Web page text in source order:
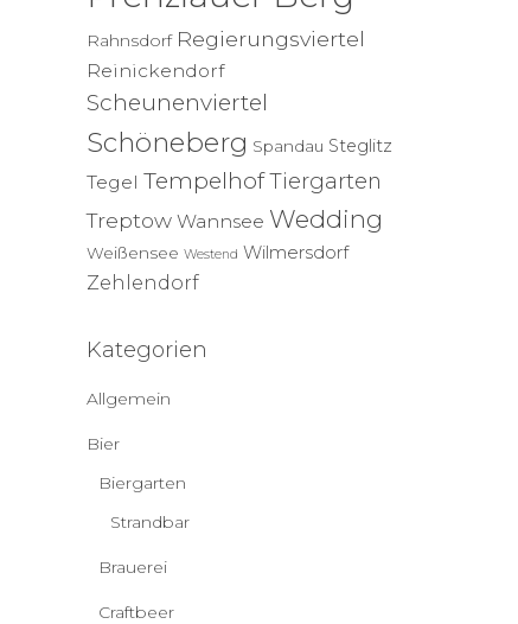
Rahnsdorf Regierungsviertel
Reinickendorf
Scheunenviertel
Schöneberg Spandau Steglitz
Tegel Tempelhof Tiergarten
Treptow Wannsee Wedding
Weißensee Westend Wilmersdorf
Zehlendorf
Kategorien
Allgemein
Bier
Biergarten
Strandbar
Brauerei
Craftbeer